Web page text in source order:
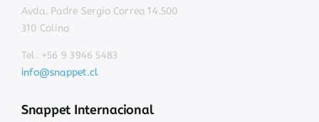
Avda. Padre Sergio Correa 14.500
310 Colina
Tel. +56 9 3946 5483
info@snappet.cl
Snappet Internacional